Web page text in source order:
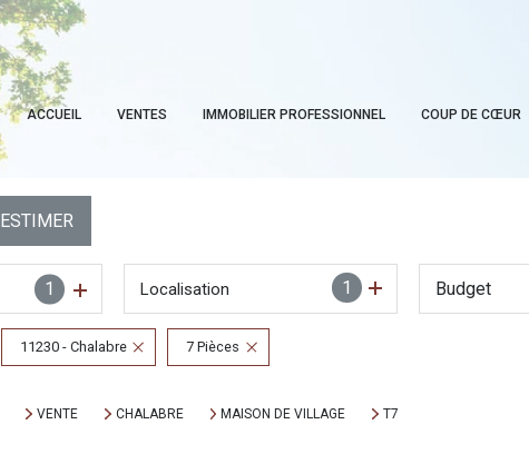
ACCUEIL VENTES IMMOBILIER PROFESSIONNEL COUP DE CŒUR
ESTIMER
1 1
Localisation Budget
11230 - Chalabre 7 Pièces
VENTE CHALABRE MAISON DE VILLAGE T7